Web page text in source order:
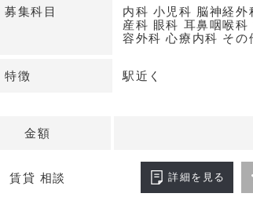
◆区画・入居時期の選択肢
約130㎡台のフロアでレイアウト計画が立
科・整形外科・眼科・耳鼻咽喉科・皮膚科
可能。10階は即日可、15階は2026年7月1
詳細はお問い合わせください
募集科目
内科 小児科 脳神経外
産科 眼科 耳鼻咽喉
容外科 心療内科 その
特徴 駅近く
金額
賃貸 相談 詳細を見る